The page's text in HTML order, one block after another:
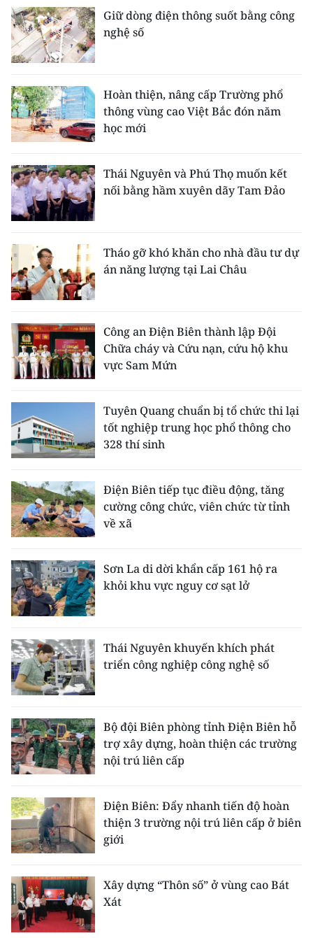
Giữ dòng điện thông suốt bằng công
nghệ số
Hoàn thiện, nâng cấp Trường phổ
thông vùng cao Việt Bắc đón năm
học mới
Thái Nguyên và Phú Thọ muốn kết
nối bằng hầm xuyên dãy Tam Đảo
Tháo gỡ khó khăn cho nhà đầu tư dự
án năng lượng tại Lai Châu
Công an Điện Biên thành lập Đội
Chữa cháy và Cứu nạn, cứu hộ khu
vực Sam Mứn
Tuyên Quang chuẩn bị tổ chức thi lại
tốt nghiệp trung học phổ thông cho
328 thí sinh
Điện Biên tiếp tục điều động, tăng
cường công chức, viên chức từ tỉnh
về xã
Sơn La di dời khẩn cấp 161 hộ ra
khỏi khu vực nguy cơ sạt lở
Thái Nguyên khuyến khích phát
triển công nghiệp công nghệ số
Bộ đội Biên phòng tỉnh Điện Biên hỗ
trợ xây dựng, hoàn thiện các trường
nội trú liên cấp
Điện Biên: Đẩy nhanh tiến độ hoàn
thiện 3 trường nội trú liên cấp ở biên
giới
Xây dựng “Thôn số” ở vùng cao Bát
Xát